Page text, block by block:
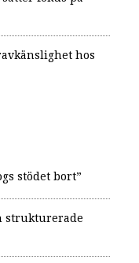
hos
stödet bort”
strukturerade